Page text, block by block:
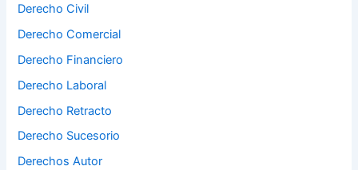
Derecho Civil
Derecho Comercial
Derecho Financiero
Derecho Laboral
Derecho Retracto
Derecho Sucesorio
Derechos Autor